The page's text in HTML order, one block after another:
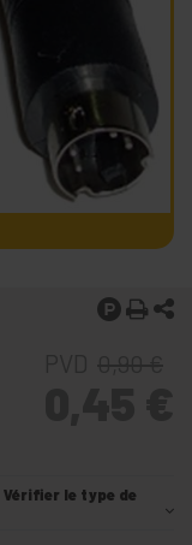
Vérifier le type de